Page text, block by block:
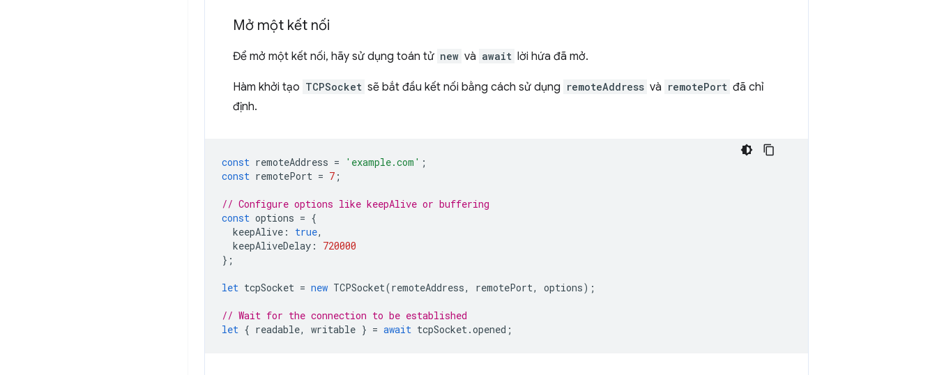
Mở một kết nối
Để mở một kết nối, hãy sử dụng toán tử new và await lời hứa đã mở.
Hàm khởi tạo TCPSocket sẽ bắt đầu kết nối bằng cách sử dụng remoteAddress và remotePort đã chỉ
định.
const remoteAddress = 'example.com' ;
const remotePort = 7 ;
// Configure options like keepAlive or buffering
const options = {
keepAlive : true,
keepAliveDelay :
720000
};
let tcpSocket = new TCPSocket(remoteAddress, remotePort, options);
// Wait for the connection to be established
let { readable, writable } = await tcpSocket.opened ;